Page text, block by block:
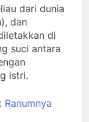
dari dunia
dan
di
suci antara
istri.